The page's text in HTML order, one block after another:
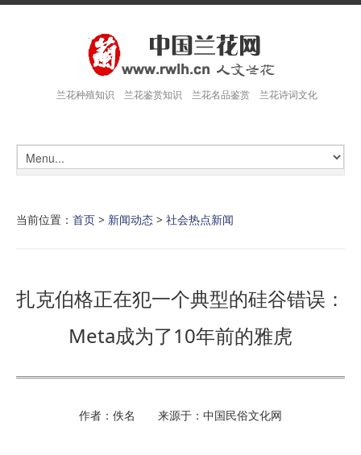
兰花种殖知识 兰花鉴赏知识 兰花名品鉴赏 兰花诗词文化
当前位置： 首页 > 新闻动态 > 社会热点新闻
扎克伯格正在犯一个典型的硅谷错误：
Meta成为了10年前的雅虎
作者：佚名 来源于：中国民俗文化网